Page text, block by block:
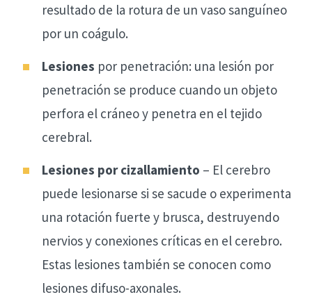
resultado de la rotura de un vaso sanguíneo
por un coágulo.
Lesiones por penetración: una lesión por
penetración se produce cuando un objeto
perfora el cráneo y penetra en el tejido
cerebral.
Lesiones por cizallamiento – El cerebro
puede lesionarse si se sacude o experimenta
una rotación fuerte y brusca, destruyendo
nervios y conexiones críticas en el cerebro.
Estas lesiones también se conocen como
lesiones difuso-axonales.